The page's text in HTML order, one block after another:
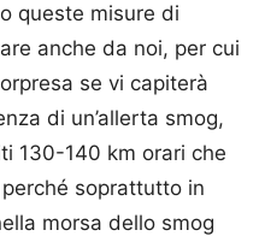
queste misure di
anche da noi, per cui
se vi capiterà
di un’allerta smog,
130-140 km orari che
soprattutto in
morsa dello smog